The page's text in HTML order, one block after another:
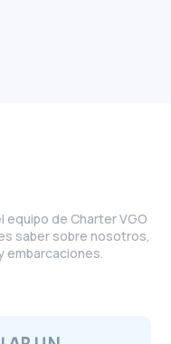
de Charter VGO
saber sobre nosotros,